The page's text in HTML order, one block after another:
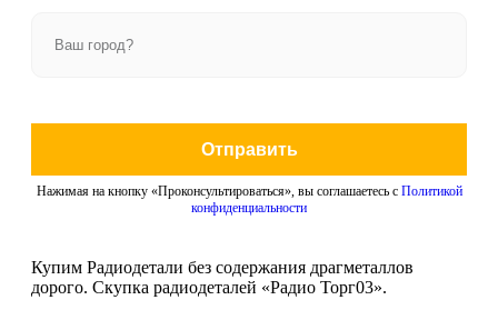
Отправить
Нажимая на кнопку «Проконсультироваться», вы соглашаетесь с Политикой
конфиденциальности
Купим Радиодетали без содержания драгметаллов
дорого. Скупка радиодеталей «Радио Торг03».